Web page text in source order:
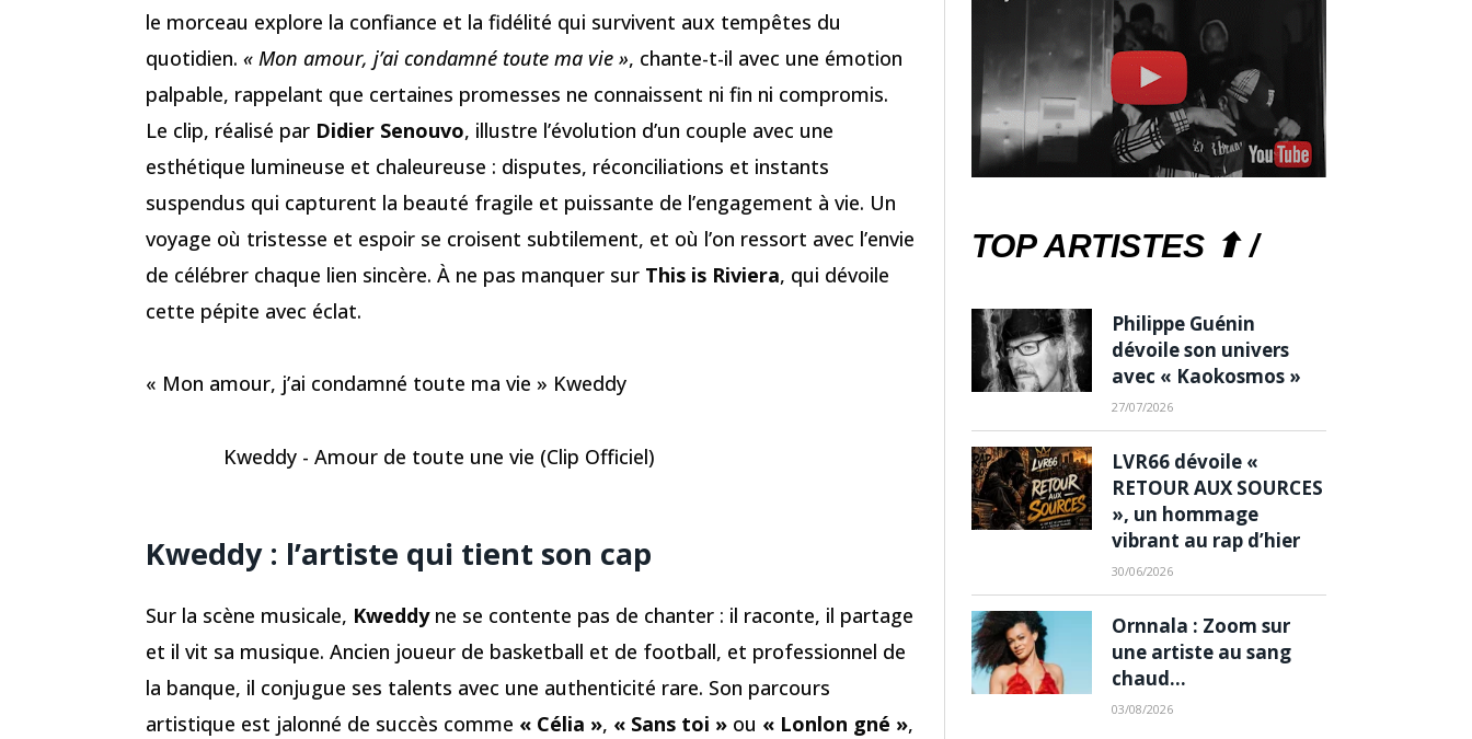
le morceau explore la confiance et la fidélité qui survivent aux tempêtes du
quotidien. « Mon amour, j’ai condamné toute ma vie », chante-t-il avec une émotion
palpable, rappelant que certaines promesses ne connaissent ni fin ni compromis.
Le clip, réalisé par Didier Senouvo, illustre l’évolution d’un couple avec une
esthétique lumineuse et chaleureuse : disputes, réconciliations et instants
suspendus qui capturent la beauté fragile et puissante de l’engagement à vie. Un
voyage où tristesse et espoir se croisent subtilement, et où l’on ressort avec l’envie
de célébrer chaque lien sincère. À ne pas manquer sur This is Riviera, qui dévoile
cette pépite avec éclat.
« Mon amour, j’ai condamné toute ma vie » Kweddy
Kweddy - Amour de toute une vie (Clip Officiel)
Kweddy: l’artiste qui tient son cap
Sur la scène musicale, Kweddyne se contente pas de chanter : il raconte, il partage
et il vit sa musique. Ancien joueur de basketball et de football, et professionnel de
la banque, il conjugue ses talents avec une authenticité rare. Son parcours
artistique est jalonné de succès comme « Célia », « Sans toi » ou « Lonlon gné »,
TOP ARTISTES ⬆ /
Philippe Guénin
dévoile son univers
avec « Kaokosmos »
27/07/2026
LVR66 dévoile «
RETOUR AUX SOURCES
», un hommage
vibrant au rap d’hier
30/06/2026
Ornnala : Zoom sur
une artiste au sang
chaud…
03/08/2026